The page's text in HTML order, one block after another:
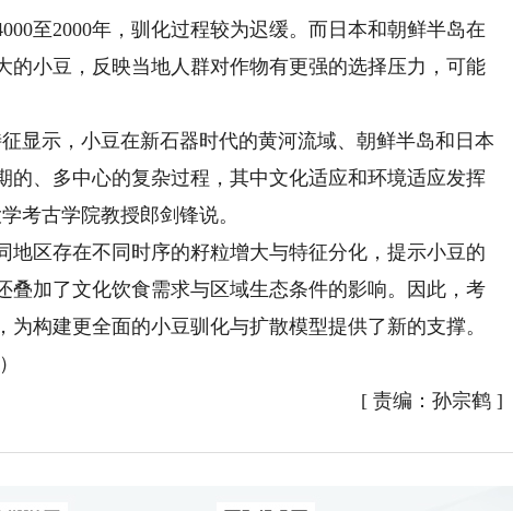
至2000年，驯化过程较为迟缓。而日本和朝鲜半岛在
的小豆，反映当地人群对作物有更强的选择压力，可能
示，小豆在新石器时代的黄河流域、朝鲜半岛和日本
的、多中心的复杂过程，其中文化适应和环境适应发挥
考古学院教授郎剑锋说。
区存在不同时序的籽粒增大与特征分化，提示小豆的
叠加了文化饮食需求与区域生态条件的影响。因此，考
构建更全面的小豆驯化与扩散模型提供了新的支撑。
[ 责编：孙宗鹤 ]